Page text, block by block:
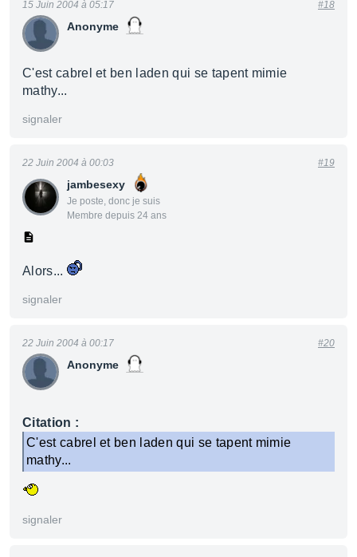
Anonyme
15 Juin 2004 à 05:17 #18
C'est cabrel et ben laden qui se tapent mimie
mathy...
signaler
jambesexy
Je poste, donc je suis
Membre depuis 24 ans
22 Juin 2004 à 00:03 #19
Alors...
signaler
Anonyme
22 Juin 2004 à 00:17 #20
Citation :
C'est cabrel et ben laden qui se tapent mimie
mathy...
signaler